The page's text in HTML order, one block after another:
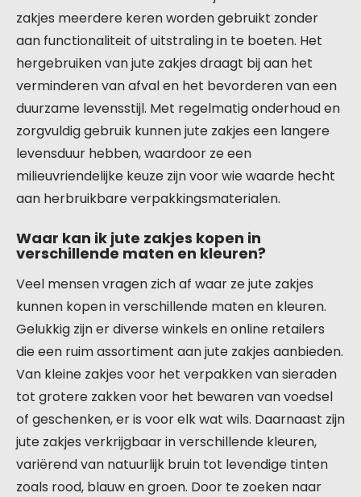
zakjes meerdere keren worden gebruikt zonder
aan functionaliteit of uitstraling in te boeten. Het
hergebruiken van jute zakjes draagt bij aan het
verminderen van afval en het bevorderen van een
duurzame levensstijl. Met regelmatig onderhoud en
zorgvuldig gebruik kunnen jute zakjes een langere
levensduur hebben, waardoor ze een
milieuvriendelijke keuze zijn voor wie waarde hecht
aan herbruikbare verpakkingsmaterialen.
Waar kan ik jute zakjes kopen in
verschillende maten en kleuren?
Veel mensen vragen zich af waar ze jute zakjes
kunnen kopen in verschillende maten en kleuren.
Gelukkig zijn er diverse winkels en online retailers
die een ruim assortiment aan jute zakjes aanbieden.
Van kleine zakjes voor het verpakken van sieraden
tot grotere zakken voor het bewaren van voedsel
of geschenken, er is voor elk wat wils. Daarnaast zijn
jute zakjes verkrijgbaar in verschillende kleuren,
variërend van natuurlijk bruin tot levendige tinten
zoals rood, blauw en groen. Door te zoeken naar